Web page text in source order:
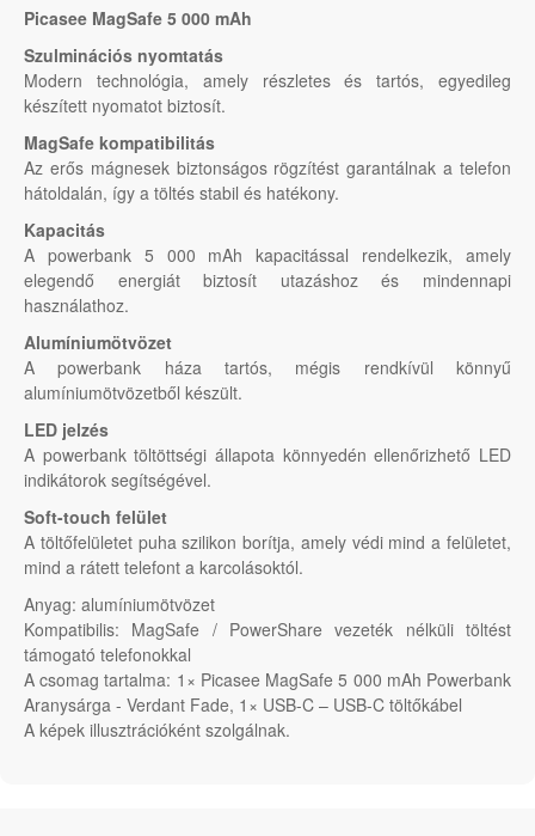
Picasee MagSafe 5 000 mAh
Szulminációs nyomtatás
Modern technológia, amely részletes és tartós, egyedileg
készített nyomatot biztosít.
MagSafe kompatibilitás
Az erős mágnesek biztonságos rögzítést garantálnak a telefon
hátoldalán, így a töltés stabil és hatékony.
Kapacitás
A powerbank 5 000 mAh kapacitással rendelkezik, amely
elegendő energiát biztosít utazáshoz és mindennapi
használathoz.
Alumíniumötvözet
A powerbank háza tartós, mégis rendkívül könnyű
alumíniumötvözetből készült.
LED jelzés
A powerbank töltöttségi állapota könnyedén ellenőrizhető LED
indikátorok segítségével.
Soft-touch felület
A töltőfelületet puha szilikon borítja, amely védi mind a felületet,
mind a rátett telefont a karcolásoktól.
Anyag: alumíniumötvözet
Kompatibilis: MagSafe / PowerShare vezeték nélküli töltést
támogató telefonokkal
A csomag tartalma: 1× Picasee MagSafe 5 000 mAh Powerbank
Aranysárga - Verdant Fade, 1× USB-C – USB-C töltőkábel
A képek illusztrációként szolgálnak.